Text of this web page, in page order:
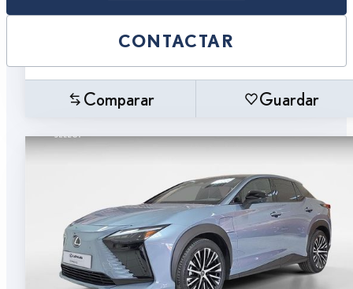
CONTACTAR
Comparar Guardar